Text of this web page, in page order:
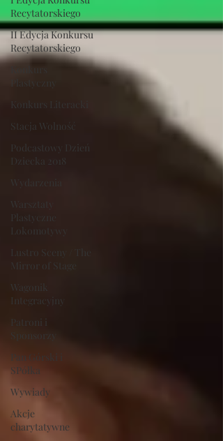
Recytatorskiego
II Edycja Konkursu
Recytatorskiego
Konkurs
Plastyczny
Konkurs Literacki
Stacja Wolność
Podcastowy Dzień
Dziecka 2018
Wydarzenia
Warsztaty
Plastyczne
Lokomotywy
Lustro Sceny / The
Mirror of Stage
Wagonik
Integracyjny
Patroni i
Sponsorzy
Pan Górski i
SPółka
Wywiady
Akcje
charytatywne